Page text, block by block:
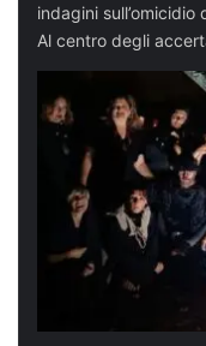
indagini sull’omicidio
Al centro degli